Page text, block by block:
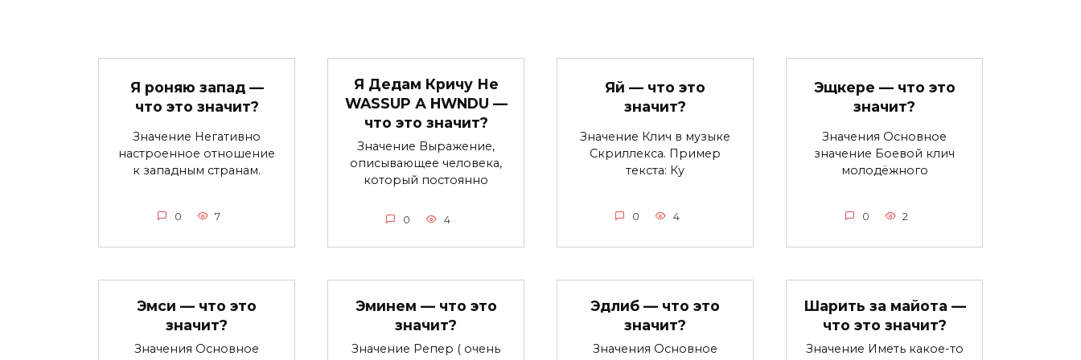
Я роняю запад —
что это значит?
Значение Негативно
настроенное отношение
к западным странам.
0 7
Я Дедам Кричу Не
WASSUP А HWNDU —
что это значит?
Значение Выражение,
описывающее человека,
который постоянно
0 4
Яй — что это
значит?
Значение Клич в музыке
Скриллекса. Пример
текста: Ку
0 4
Эщкере — что это
значит?
Значения Основное
значение Боевой клич
молодёжного
0 2
Эмси — что это
значит?
Значения Основное
Эминем — что это
значит?
Значение Репер ( очень
Эдлиб — что это
значит?
Значения Основное
Шарить за майота —
что это значит?
Значение Иметь какое-то